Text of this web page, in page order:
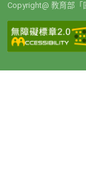
Copyright@ 教育部